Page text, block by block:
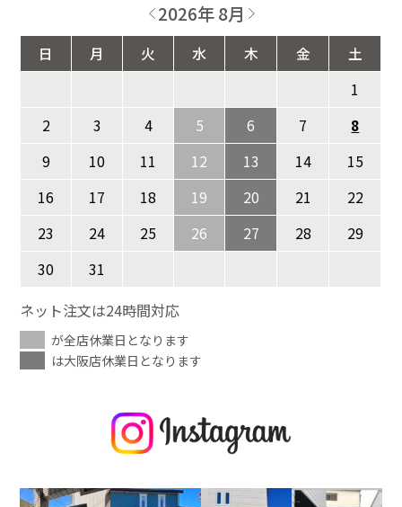
2026年 8月
日 月 火 水 木 金
土
1
2
3 4 5 6 7
8
9
10 11 12 13 14
15
16
17 18 19 20 21
22
23
24 25 26 27 28
29
30
31
ネット注文は24時間対応
が全店休業日となります
は大阪店休業日となります